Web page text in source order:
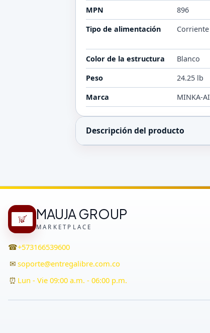
MPN
896
Tipo de alimentación
Color de la estructura Blanco
Peso
24.25 lb
Marca
MINKA-
Descripción del producto
MAUJA GROUP
MARKETPLACE
☎+573166539600
✉ soporte@entregalibre.com.co
⏰ Lun - Vie 09:00 a.m. - 06:00 p.m.